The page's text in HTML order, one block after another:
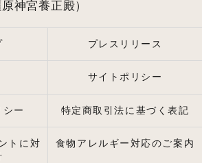
神宮養正殿）
プレスリリース
サイトポリシー
ー 特定商取引法に基づく表記
トに対
食物アレルギー対応のご案内